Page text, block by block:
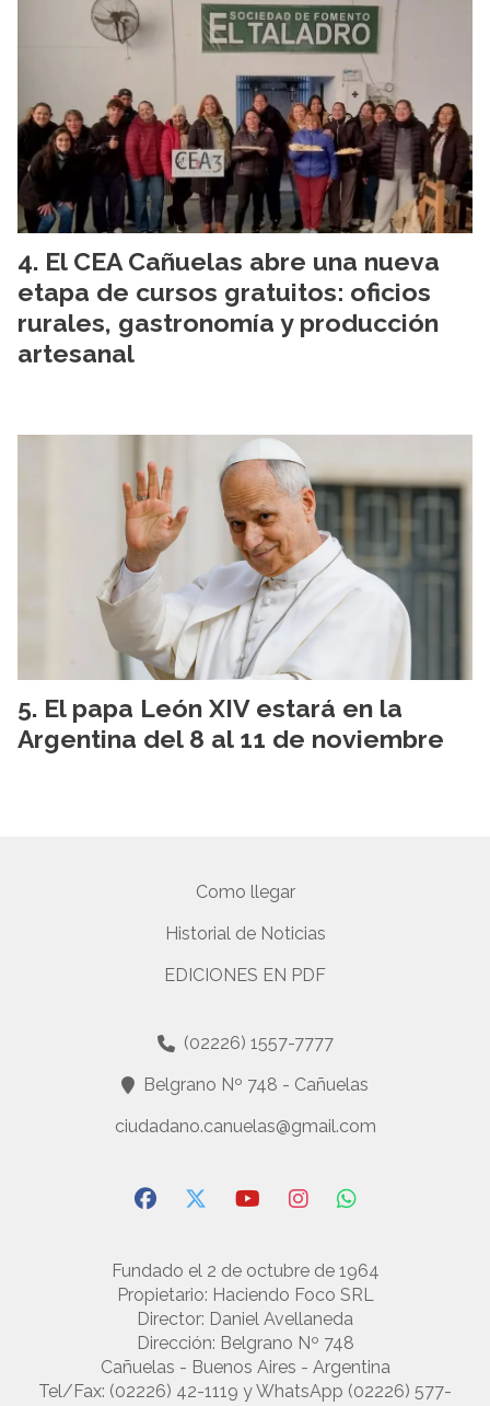
El CEA Cañuelas abre una nueva
etapa de cursos gratuitos: oficios
rurales, gastronomía y producción
artesanal
El papa León XIV estará en la
Argentina del 8 al 11 de noviembre
Como llegar
Historial de Noticias
EDICIONES EN PDF
Fundado el 2 de octubre de 1964
Propietario: Haciendo Foco SRL
Director: Daniel Avellaneda
Dirección: Belgrano Nº 748
Cañuelas - Buenos Aires - Argentina
Tel/Fax: (02226) 42-1119 y WhatsApp (02226) 577-
(02226) 1557-7777
Belgrano Nº 748 - Cañuelas
ciudadano.canuelas@gmail.com